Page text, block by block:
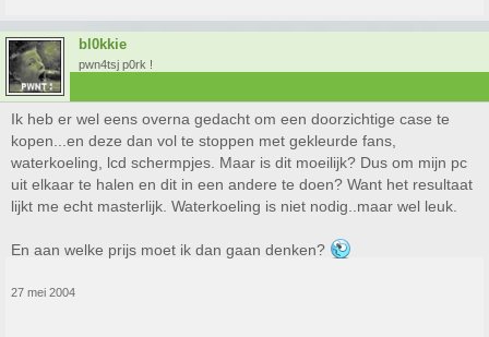
bl0kkie
pwn4tsj p0rk !
Ik heb er wel eens overna gedacht om een doorzichtige case te
kopen...en deze dan vol te stoppen met gekleurde fans,
waterkoeling, lcd schermpjes. Maar is dit moeilijk? Dus om mijn pc
uit elkaar te halen en dit in een andere te doen? Want het resultaat
lijkt me echt masterlijk. Waterkoeling is niet nodig..maar wel leuk.
En aan welke prijs moet ik dan gaan denken?
27 mei 2004